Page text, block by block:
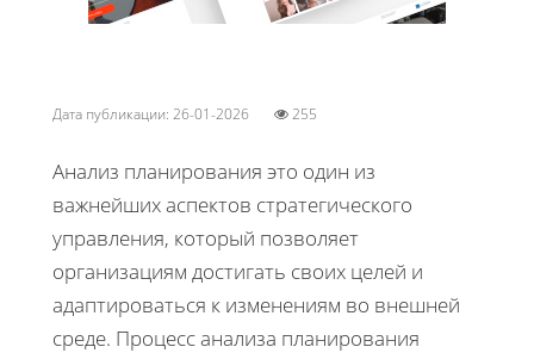
Дата публикации: 26-01-2026 255
Анализ планирования это один из
важнейших аспектов стратегического
управления, который позволяет
организациям достигать своих целей и
адаптироваться к изменениям во внешней
среде. Процесс анализа планирования